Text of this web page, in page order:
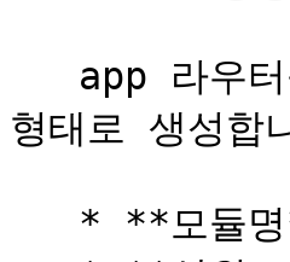
형태로 생성합